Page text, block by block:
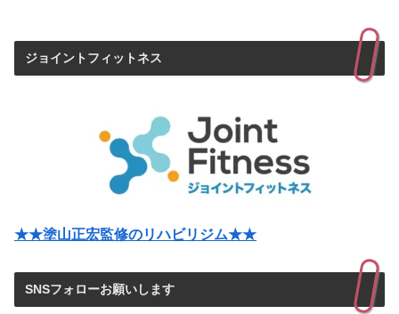
ジョイントフィットネス
★★塗山正宏監修のリハビリジム★★
SNSフォローお願いします